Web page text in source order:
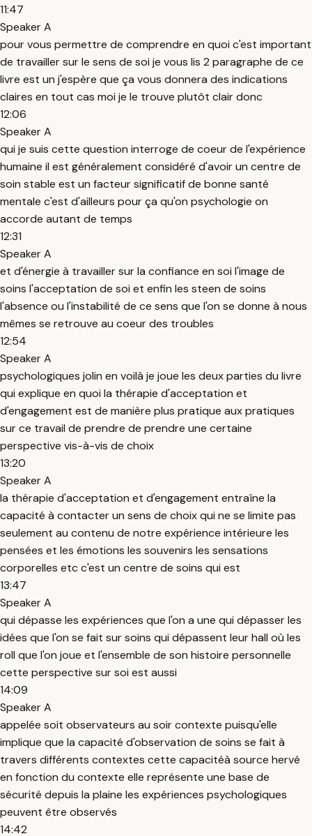
11:47
Speaker A
pour vous permettre de comprendre en quoi c'est important
de travailler sur le sens de soi je vous lis 2 paragraphe de ce
livre est un j'espère que ça vous donnera des indications
claires en tout cas moi je le trouve plutôt clair donc
12:06
Speaker A
qui je suis cette question interroge de coeur de l'expérience
humaine il est généralement considéré d'avoir un centre de
soin stable est un facteur significatif de bonne santé
mentale c'est d'ailleurs pour ça qu'on psychologie on
accorde autant de temps
12:31
Speaker A
et d'énergie à travailler sur la confiance en soi l'image de
soins l'acceptation de soi et enfin les steen de soins
l'absence ou l'instabilité de ce sens que l'on se donne à nous
mêmes se retrouve au coeur des troubles
12:54
Speaker A
psychologiques jolin en voilà je joue les deux parties du livre
qui explique en quoi la thérapie d'acceptation et
d'engagement est de manière plus pratique aux pratiques
sur ce travail de prendre de prendre une certaine
perspective vis-à-vis de choix
13:20
Speaker A
la thérapie d'acceptation et d'engagement entraîne la
capacité à contacter un sens de choix qui ne se limite pas
seulement au contenu de notre expérience intérieure les
pensées et les émotions les souvenirs les sensations
corporelles etc c'est un centre de soins qui est
13:47
Speaker A
qui dépasse les expériences que l'on a une qui dépasser les
idées que l'on se fait sur soins qui dépassent leur hall où les
roll que l'on joue et l'ensemble de son histoire personnelle
cette perspective sur soi est aussi
14:09
Speaker A
appelée soit observateurs au soir contexte puisqu'elle
implique que la capacité d'observation de soins se fait à
travers différents contextes cette capacitéà source hervé
en fonction du contexte elle représente une base de
sécurité depuis la plaine les expériences psychologiques
peuvent être observés
14:42